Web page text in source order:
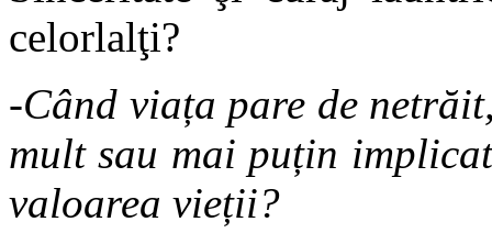
celorlalţi?
-Când viața pare de
mult sau mai puțin
valoarea vieții?